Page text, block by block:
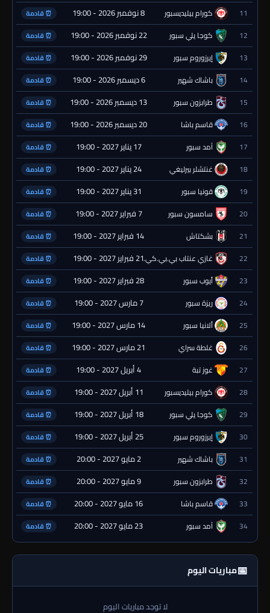
11 كورام بيليديسبور 8 نوفمبر 2026 - 19:00 ⏰ قادمة
12 كوجا يلي سبور 22 نوفمبر 2026 - 19:00 ⏰ قادمة
13 إيرزوروم سبور 29 نوفمبر 2026 - 19:00 ⏰ قادمة
14 باشاك شهير 6 ديسمبر 2026 - 19:00 ⏰ قادمة
15 طرابزون سبور 13 ديسمبر 2026 - 19:00 ⏰ قادمة
16 قاسم باشا 20 ديسمبر 2026 - 19:00 ⏰ قادمة
17 آمد سبور 17 يناير 2027 - 19:00 ⏰ قادمة
18 غنتشلر بيرليغي 24 يناير 2027 - 19:00 ⏰ قادمة
19 قونيا سبور 31 يناير 2027 - 19:00 ⏰ قادمة
20 سامسون سبور 7 فبراير 2027 - 19:00 ⏰ قادمة
21 بشكتاش 14 فبراير 2027 - 19:00 ⏰ قادمة
22 غازي عنتاب بي.بي.كي.21 فبراير 2027 - 19:00 ⏰ قادمة
23 أيوب سبور 28 فبراير 2027 - 19:00 ⏰ قادمة
24 ريزة سبور 7 مارس 2027 - 19:00 ⏰ قادمة
25 ألانيا سبور 14 مارس 2027 - 19:00 ⏰ قادمة
26 غلطة سراي 21 مارس 2027 - 19:00 ⏰ قادمة
27 غوز تبة 4 أبريل 2027 - 19:00 ⏰ قادمة
28 كورام بيليديسبور 11 أبريل 2027 - 19:00 ⏰ قادمة
29 كوجا يلي سبور 18 أبريل 2027 - 19:00 ⏰ قادمة
30 إيرزوروم سبور 25 أبريل 2027 - 19:00 ⏰ قادمة
31 باشاك شهير 2 مايو 2027 - 20:00 ⏰ قادمة
32 طرابزون سبور 9 مايو 2027 - 20:00 ⏰ قادمة
33 قاسم باشا 16 مايو 2027 - 20:00 ⏰ قادمة
34 آمد سبور 23 مايو 2027 - 20:00 ⏰ قادمة
📅مباريات اليوم
لا توجد مباريات اليوم